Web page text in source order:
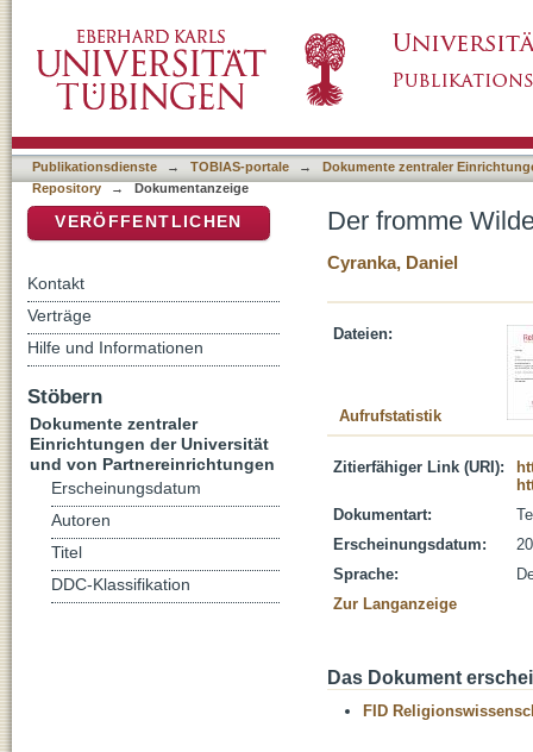
Publikationsdienste → TOBIAS-portale →
Dokumente zentraler
Repository
→ Dokumentanzeige
Der fromme
Cyranka, Daniel
Dateien:
Aufrufstatistik
Zitierfähiger Link (URI):
Dokumentart:
Erscheinungsdatum:
Sprache:
Zur Langanzeige
Das Dokument
FID
VERÖFFENTLICHEN
Kontakt
Verträge
Hilfe und Informationen
Stöbern
Dokumente zentraler
Einrichtungen der Universität
und von Partnereinrichtungen
Erscheinungsdatum
Autoren
Titel
DDC-Klassifikation